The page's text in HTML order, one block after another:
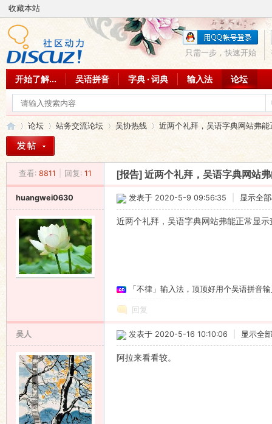
收藏本站
只需一步，快速开始
开始了解... 吴语拼音 字典 · 词典 输入法 论坛
»
论坛
›
站务交流论坛 吴协热线
›
近两个礼拜，吴语字典网站弗
查看: 8811 回复: 11 [报告] 近两个礼拜，吴语字典网站
huangwei0630 发表于 2020-5-9 09:56:35 显示全
近两个礼拜，吴语字典网站弗能正常显
「不律」输入法，顶顶好用个吴语拼音
回复
吴人 发表于 2020-5-16 10:10:06 显示全
阿拉来看看较。